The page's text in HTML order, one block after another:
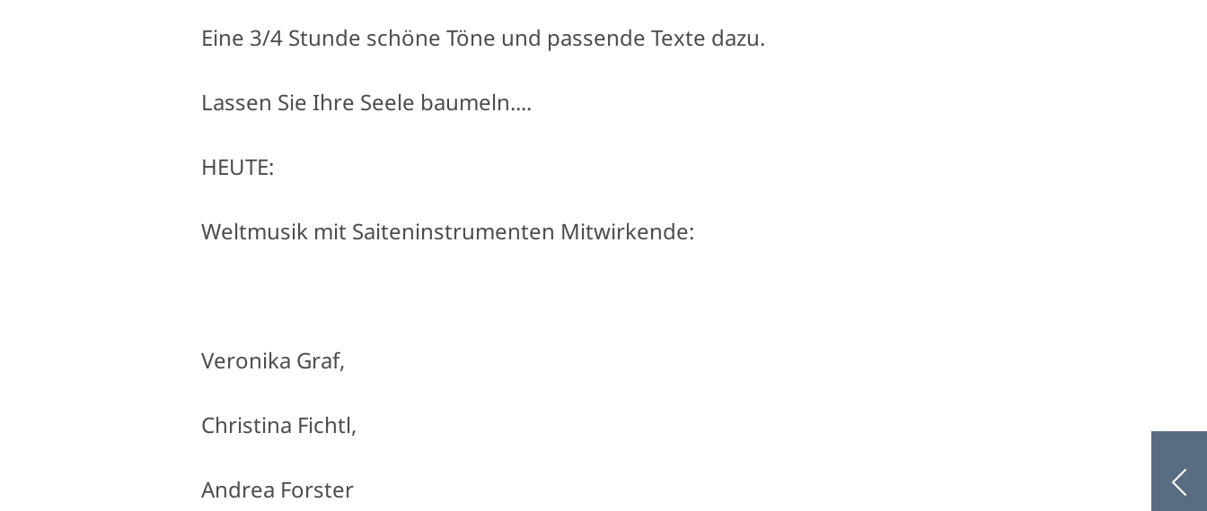
Eine 3/4 Stunde schöne Töne und passende Texte dazu.
Lassen Sie Ihre Seele baumeln....
HEUTE:
Weltmusik mit Saiteninstrumenten Mitwirkende:
Veronika Graf,
Christina Fichtl,
Andrea Forster